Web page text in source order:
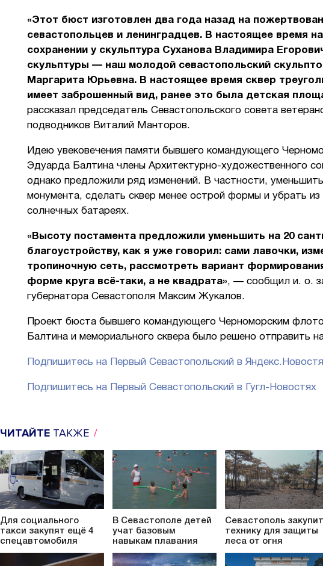
«Этот бюст изготовлен два года назад на
севастопольцев и ленинградцев. В настоящее время
сохранении у скульптура Суханова Владимира
скульптуры — наш молодой севастопольский
Маргарита Юрьевна. В настоящее время сквер
имеет заброшенный вид, ранее это была детская
рассказал председатель Севастопольского совета
подводников Виталий Манторов.
Идею увековечения памяти бывшего командующего
Эдуарда Балтина члены Архитектурно-художественного
однако предложили ряд изменений. В частности,
монумента, сделать сквер менее острой формы и убрать из
солнечных батареях.
«Высоту постамента предложили уменьшить на 20
благоустройству, как я уже говорил: сами лавочки,
тропиночную сеть, рассмотреть вариант
форме круга всё-таки, а не квадрата», — сообщил и. о.
губернатора Севастополя Максим Жукалов.
Проект бюста бывшего командующего Черноморским
Балтина и мемориального сквера было решено отправить
Подпишитесь на Первый Севастопольский в
Подпишитесь на Первый Севастопольский в Гугл-Новостях
ЧИТАЙТЕ ТАКЖЕ
Для социального
такси закупят ещё 4
спецавтомобиля
В Севастополе детей
учат базовым
навыкам плавания
Севастополь закупит
технику для защиты
леса от огня